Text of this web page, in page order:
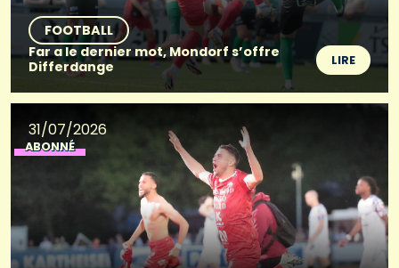
FOOTBALL
Far a le dernier mot, Mondorf s’offre
Differdange
LIRE
31/07/2026
ABONNÉ